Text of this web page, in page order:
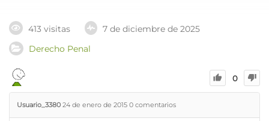
413 visitas
7 de diciembre de 2025
Derecho Penal
0
Usuario_3380 24 de enero de 2015 0 comentarios